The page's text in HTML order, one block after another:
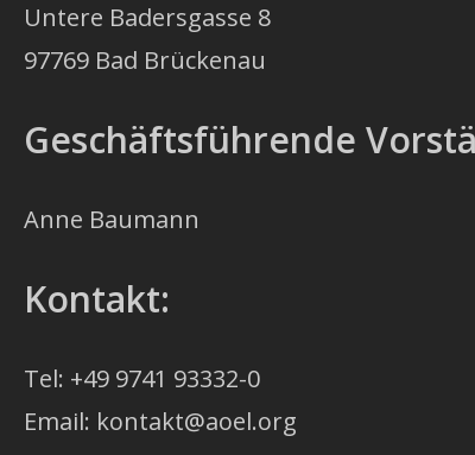
Untere Badersgasse 8
97769 Bad Brückenau
Geschäftsführende
Anne Baumann
Kontakt:
Tel: +49 9741 93332-0
Email: kontakt@aoel.org